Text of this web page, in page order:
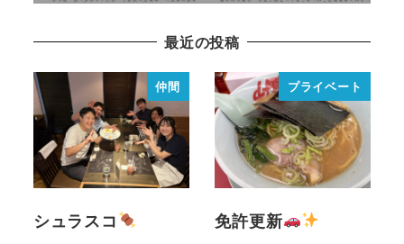
最近の投稿
仲間
シュラスコ
プライベート
免許更新